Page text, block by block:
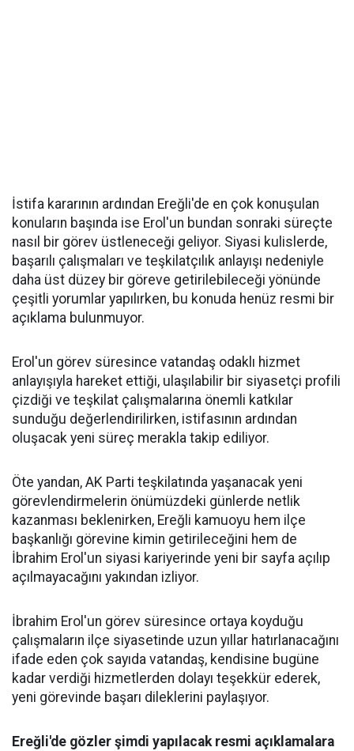
İstifa kararının ardından Ereğli'de en çok konuşulan
konuların başında ise Erol'un bundan sonraki süreçte
nasıl bir görev üstleneceği geliyor. Siyasi kulislerde,
başarılı çalışmaları ve teşkilatçılık anlayışı nedeniyle
daha üst düzey bir göreve getirilebileceği yönünde
çeşitli yorumlar yapılırken, bu konuda henüz resmi bir
açıklama bulunmuyor.
Erol'un görev süresince vatandaş odaklı hizmet
anlayışıyla hareket ettiği, ulaşılabilir bir siyasetçi profili
çizdiği ve teşkilat çalışmalarına önemli katkılar
sunduğu değerlendirilirken, istifasının ardından
oluşacak yeni süreç merakla takip ediliyor.
Öte yandan, AK Parti teşkilatında yaşanacak yeni
görevlendirmelerin önümüzdeki günlerde netlik
kazanması beklenirken, Ereğli kamuoyu hem ilçe
başkanlığı görevine kimin getirileceğini hem de
İbrahim Erol'un siyasi kariyerinde yeni bir sayfa açılıp
açılmayacağını yakından izliyor.
İbrahim Erol'un görev süresince ortaya koyduğu
çalışmaların ilçe siyasetinde uzun yıllar hatırlanacağını
ifade eden çok sayıda vatandaş, kendisine bugüne
kadar verdiği hizmetlerden dolayı teşekkür ederek,
yeni görevinde başarı dileklerini paylaşıyor.
Ereğli'de gözler şimdi yapılacak resmi açıklamalara